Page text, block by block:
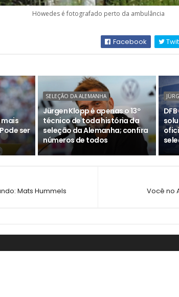
Höwedes é fotografado perto da ambulância
Facebook
ser
SELEÇÃO DA ALEMANHA
Jürgen Klopp é apenas o 13º
técnico de toda história da
seleção da Alemanha; confira
números de todos
Você no
Mats Hummels